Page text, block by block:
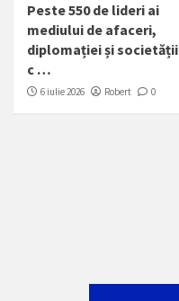
Peste 550 de lideri ai
mediului de afaceri,
diplomației și societății
c …
6 iulie 2026 Robert 0